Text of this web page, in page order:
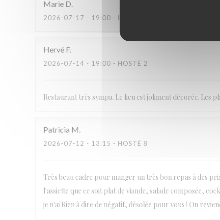
Marie D
2026-07-17 - 19:00 - HOSTÉ 3
Hervé F
2026-07-14 - 19:00 - HOSTÉ 2
Restaurant très sympa. Le lieu est joliment décorée. Les
Patricia M
2026-07-12 - 13:15 - HOSTÉ 8
Très beau cadre pour manger un très bon repas à des
l'assiette que ce soit plat de viande, salade composée,
je n'ai Rien à dire de négatif, désolée pour vous ! On